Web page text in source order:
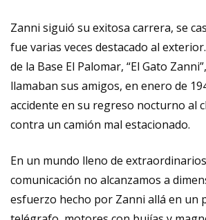
Zanni siguió su exitosa carrera, se
fue varias veces destacado al
de la Base El Palomar, “El Gato
llamaban sus amigos, en enero de
accidente en su regreso nocturno al
contra un camión mal estacionado.
En un mundo lleno de
comunicación no alcanzamos a
esfuerzo hecho por Zanni allá en un